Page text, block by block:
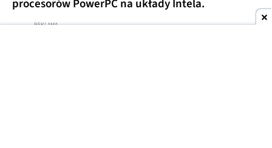
procesorów PowerPC na układy Intela.